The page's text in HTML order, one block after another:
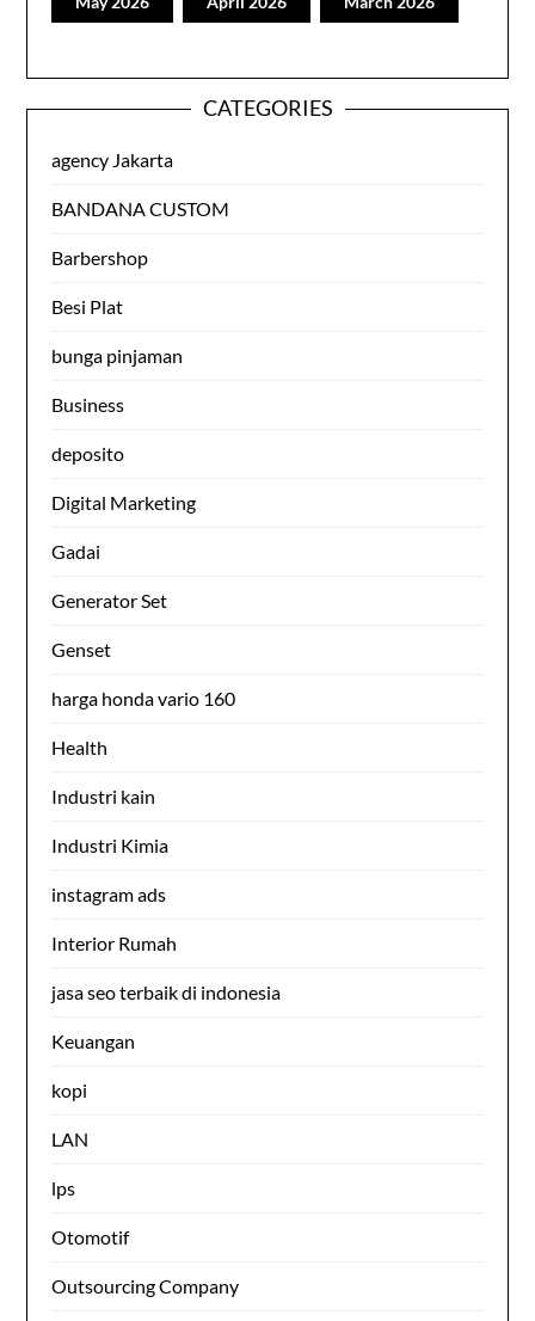
CATEGORIES
agency Jakarta
BANDANA CUSTOM
Barbershop
Besi Plat
bunga pinjaman
Business
deposito
Digital Marketing
Gadai
Generator Set
Genset
harga honda vario 160
Health
Industri kain
Industri Kimia
instagram ads
Interior Rumah
jasa seo terbaik di indonesia
Keuangan
kopi
LAN
lps
Otomotif
Outsourcing Company